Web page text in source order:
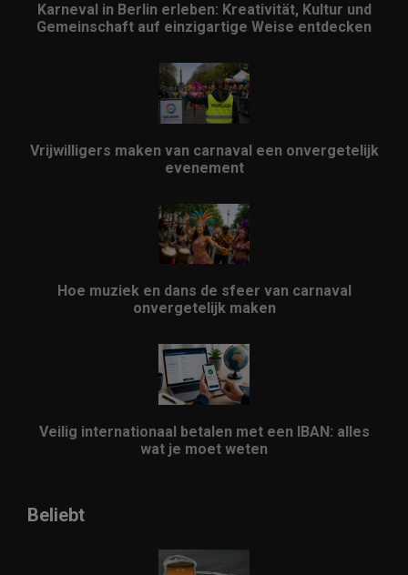
Karneval in Berlin erleben: Kreativität, Kultur und
Gemeinschaft auf einzigartige Weise entdecken
Vrijwilligers maken van carnaval een onvergetelijk
evenement
Hoe muziek en dans de sfeer van carnaval
onvergetelijk maken
Veilig internationaal betalen met een IBAN: alles
wat je moet weten
Beliebt